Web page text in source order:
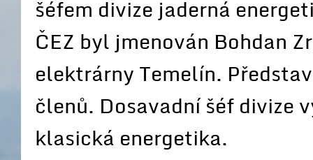
šéfem divize jaderná
ČEZ byl jmenován Bohdan
elektrárny Temelín.
členů. Dosavadní šéf divize
klasická energetika.